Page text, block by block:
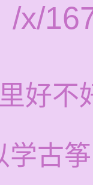
/x/
好不
学古